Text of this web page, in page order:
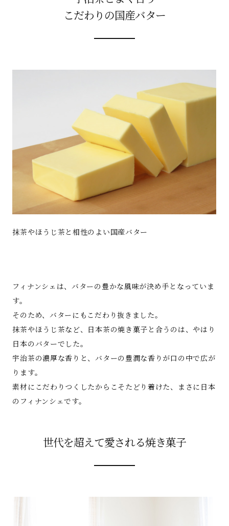
こだわりの国産バター
抹茶やほうじ茶と相性のよい国産バター
フィナンシェは、バターの豊かな風味が決め手となっていま
す。
そのため、バターにもこだわり抜きました。
抹茶やほうじ茶など、日本茶の焼き菓子と合うのは、やはり
日本のバターでした。
宇治茶の濃厚な香りと、バターの豊潤な香りが口の中で広が
ります。
素材にこだわりつくしたからこそたどり着けた、まさに日本
のフィナンシェです。
世代を超えて愛される焼き菓子